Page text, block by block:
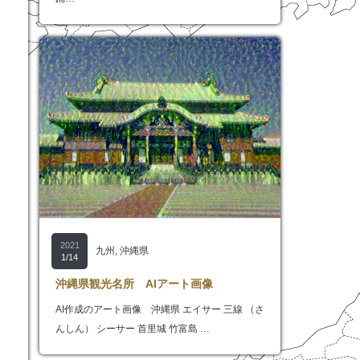
2021
1/14
九州 , 沖縄県
沖縄県観光名所 AIアート画像
AI作成のアート画像 沖縄県 エイサー 三線 （さ
んしん） シーサー 首里城 竹富島 …